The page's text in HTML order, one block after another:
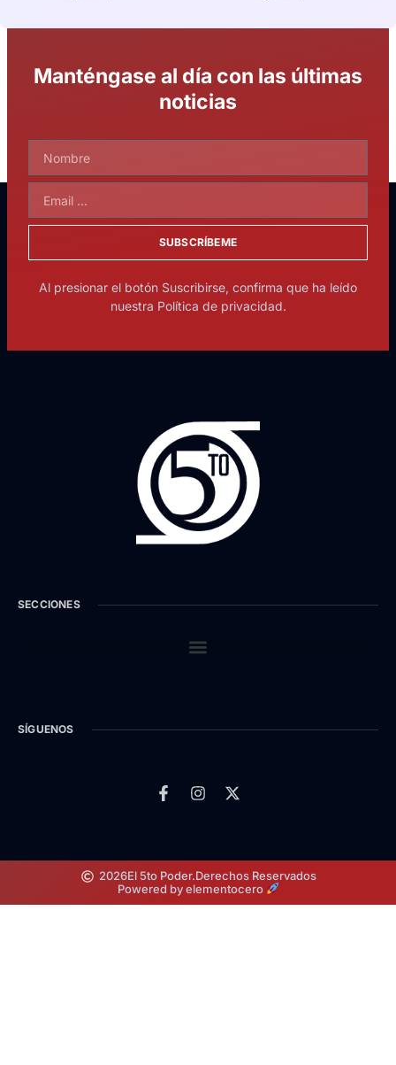
Manténgase al día con las últimas
noticias
SUBSCRÍBEME
Al presionar el botón Suscribirse, confirma que ha leído
nuestra Política de privacidad.
SECCIONES
SÍGUENOS
2026El 5to Poder.Derechos Reservados
Powered by elementocero